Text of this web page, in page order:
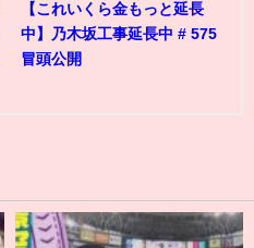
【これいくら金もっと延長
中】乃木坂工事延長中 # 575
冒頭公開